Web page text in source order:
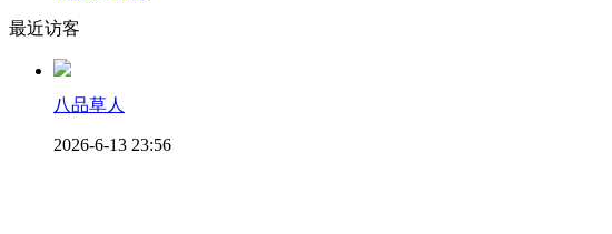
最近访客
八品草人
2026-6-13 23:56